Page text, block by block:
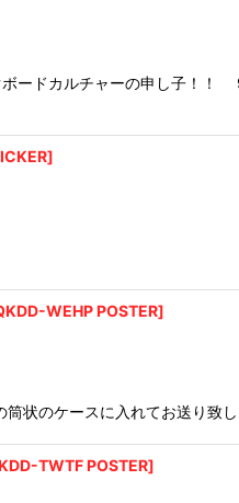
ードカルチャーの申し子！
]
WEHP POSTER]
状のケースに入れてお送り致
TWTF POSTER]